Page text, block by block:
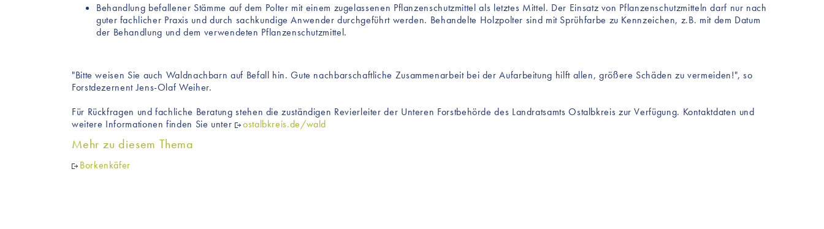
Behandlung befallener Stämme auf dem Polter mit einem zugelassenen Pflanzenschutzmittel als letztes Mittel. Der Einsatz von Pflanzenschutzmitteln darf nur nach
guter fachlicher Praxis und durch sachkundige Anwender durchgeführt werden. Behandelte Holzpolter sind mit Sprühfarbe zu Kennzeichen, z.B. mit dem Datum
der Behandlung und dem verwendeten Pflanzenschutzmittel.
"Bitte weisen Sie auch Waldnachbarn auf Befall hin. Gute nachbarschaftliche Zusammenarbeit bei der Aufarbeitung hilft allen, größere Schäden zu vermeiden!", so
Forstdezernent Jens-Olaf Weiher.
Für Rückfragen und fachliche Beratung stehen die zuständigen Revierleiter der Unteren Forstbehörde des Landratsamts Ostalbkreis zur Verfügung. Kontaktdaten und
weitere Informationen finden Sie unter
ostalbkreis.de/wald
Mehr zu diesem Thema
Borkenkäfer